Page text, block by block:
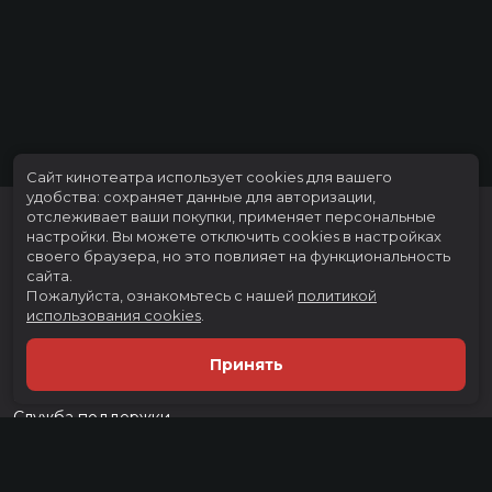
Расписание
Скоро в кино
Новости и акции
Служба поддержки
Сайт кинотеатра использует cookies для вашего
удобства: сохраняет данные для авторизации,
отслеживает ваши покупки, применяет персональные
настройки. Вы можете отключить cookies в настройках
своего браузера, но это повлияет на функциональность
сайта.
Пожалуйста, ознакомьтесь с нашей политикой
использования cookies
Принять